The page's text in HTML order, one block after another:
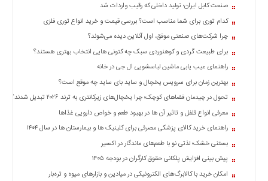
صنعت کابل ایران؛ تولید داخلی که رقیب واردات شد
کدام توری برای شما مناسب است؟ بررسی قیمت و خرید انواع توری فلزی
چرا شرکت‌های صنعتی موفق، اول آنلاین دیده می‌شوند؟
برای طبیعت گردی و کوهنوردی سبک چه کتونی هایی انتخاب بهتری هستند؟
راهنمای عیب یابی ماشین لباسشویی ال جی در خانه
بهترین زمان برای سرویس یخچال و ساید بای ساید چه موقع است؟
تحول در چیدمان فضاهای کوچک؛ چرا یخچال‌های زیرکانتری به ترند ۲۰۲۶ تبدیل شدند؟
معرفی انواع فلفل و تاثیر آن ‌ها در بهبود طعم و خواص دارویی غذاها
راهنمای خرید کالای پزشکی مصرفی برای کلینیک ها و بیمارستان ها در سال ۱۴۰۴
بستنی خشک؛ لذتی نو با طعم‌های ماندگار در اکسیر
پیش بینی افزایش پلکانی حقوق کارگران در بودجه ۱۴۰۵
امکان خرید با کالابرگ‌های الکترونیکی در میادین و بازارهای میوه و تره‌بار